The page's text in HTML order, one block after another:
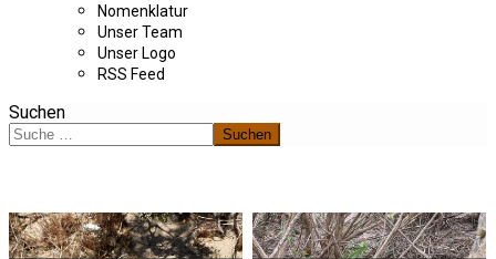
Nomenklatur
Unser Team
Unser Logo
RSS Feed
Suchen
Suchen